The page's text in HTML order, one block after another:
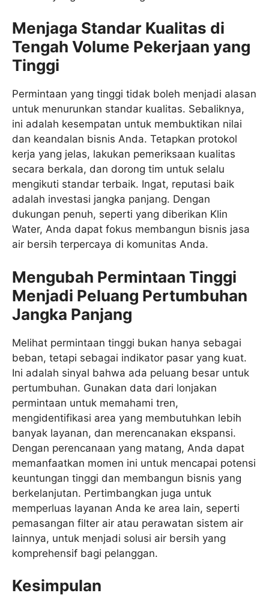
Menjaga Standar Kualitas di
Tengah Volume Pekerjaan yang
Tinggi
Permintaan yang tinggi tidak boleh menjadi alasan
untuk menurunkan standar kualitas. Sebaliknya,
ini adalah kesempatan untuk membuktikan nilai
dan keandalan bisnis Anda. Tetapkan protokol
kerja yang jelas, lakukan pemeriksaan kualitas
secara berkala, dan dorong tim untuk selalu
mengikuti standar terbaik. Ingat, reputasi baik
adalah investasi jangka panjang. Dengan
dukungan penuh, seperti yang diberikan Klin
Water, Anda dapat fokus membangun bisnis jasa
air bersih terpercaya di komunitas Anda.
Mengubah Permintaan Tinggi
Menjadi Peluang Pertumbuhan
Jangka Panjang
Melihat permintaan tinggi bukan hanya sebagai
beban, tetapi sebagai indikator pasar yang kuat.
Ini adalah sinyal bahwa ada peluang besar untuk
pertumbuhan. Gunakan data dari lonjakan
permintaan untuk memahami tren,
mengidentifikasi area yang membutuhkan lebih
banyak layanan, dan merencanakan ekspansi.
Dengan perencanaan yang matang, Anda dapat
memanfaatkan momen ini untuk mencapai potensi
keuntungan tinggi dan membangun bisnis yang
berkelanjutan. Pertimbangkan juga untuk
memperluas layanan Anda ke area lain, seperti
pemasangan filter air atau perawatan sistem air
lainnya, untuk menjadi solusi air bersih yang
komprehensif bagi pelanggan.
Kesimpulan